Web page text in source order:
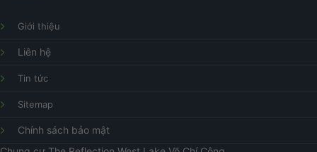
Giới thiệu
Liên hệ
Tin tức
Sitemap
Chính sách bảo mật